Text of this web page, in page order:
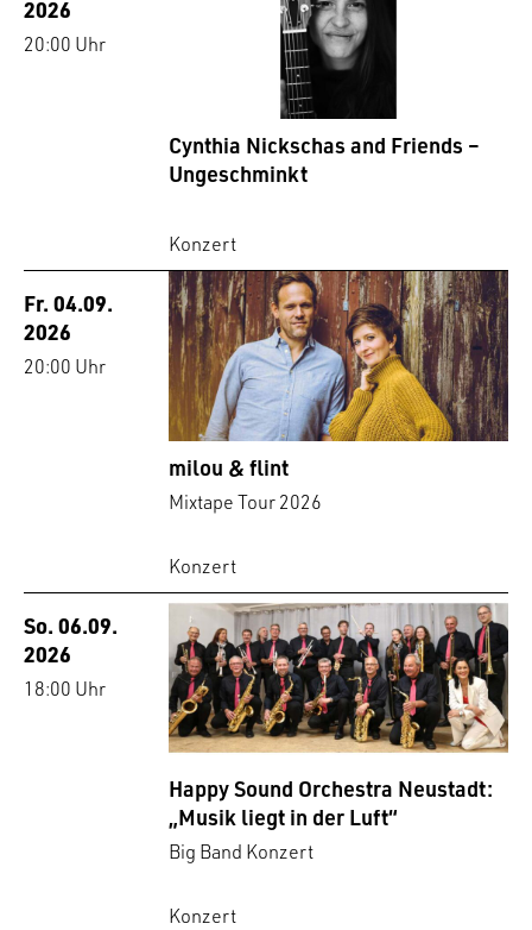
2026
20:00 Uhr
Cynthia Nickschas and Friends –
Ungeschminkt
Konzert
Fr. 04.09.
2026
20:00 Uhr
milou & flint
Mixtape Tour 2026
Konzert
So. 06.09.
2026
18:00 Uhr
Happy Sound Orchestra Neustadt:
„Musik liegt in der Luft“
Big Band Konzert
Konzert